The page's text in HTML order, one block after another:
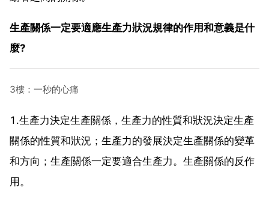
生產關係一定要適應生產力狀況規律的作用和意義是什
麼?
3樓：一秒的心痛
1.生產力決定生產關係，生產力的性質和狀況決定生產
關係的性質和狀況；生產力的發展決定生產關係的變革
和方向；生產關係一定要適合生產力。生產關係的反作
用。